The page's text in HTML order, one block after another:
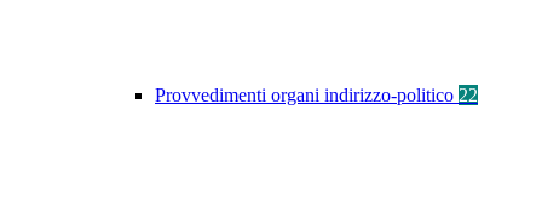
Provvedimenti organi indirizzo-politico 22